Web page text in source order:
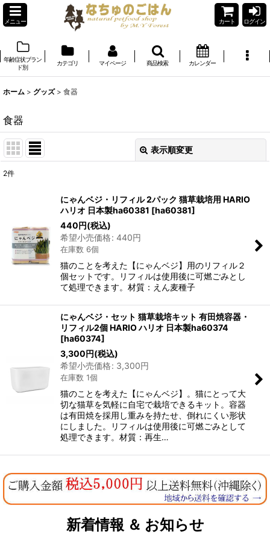
メニュー カート ログイン
年齢症状ブラン
ド別
カテゴリ マイページ 商品検索 カレンダー
ホーム > グッズ > 食器
食器
表示順変更
並び順:
絞り込む
2件
にゃんベジ・リフィル 2パック 猫草栽培用 HARIO
ハリオ 日本製ha60381 [ha60381]
440円(税込)
希望小売価格: 440円
在庫数 6個
猫のことを考えた【にゃんベジ】用のリフィル２
個セットです。リフィルは使用後に可燃ごみとし
て処理できます。材質：えん麦種子
にゃんベジ・セット 猫草栽培キット 有田焼容器・
リフィル2個 HARIO ハリオ 日本製ha60374
[ha60374]
3,300円(税込)
希望小売価格: 3,300円
在庫数 1個
猫のことを考えた【にゃんベジ】。猫にとって大
切な猫草を気軽に自宅で栽培できるキット。容器
は有田焼を採用し重みを持たせ、倒れにくい形状
にしました。リフィルは使用後に可燃ごみとして
処理できます。材質：再生…
新着情報 ＆ お知らせ